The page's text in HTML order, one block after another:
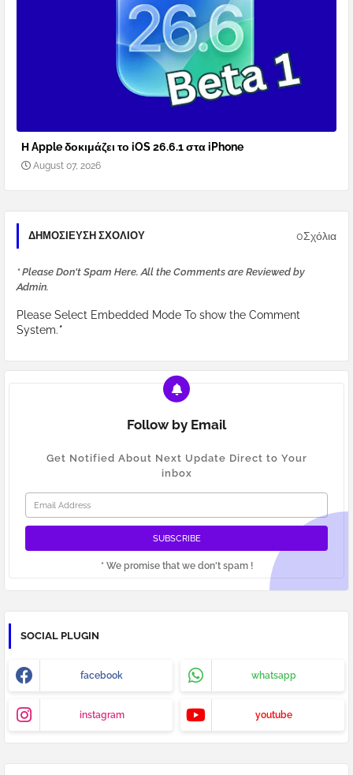
Η Apple δοκιμάζει το iOS 26.6.1 στα iPhone
August 07, 2026
ΔΗΜΟΣΊΕΥΣΗ ΣΧΟΛΊΟΥ 0Σχόλια
* Please Don't Spam Here. All the Comments are Reviewed by
Admin.
Please Select Embedded Mode To show the Comment
System.*
Follow by Email
Get Notified About Next Update Direct to Your
inbox
* We promise that we don't spam !
SOCIAL PLUGIN
facebook whatsapp
instagram youtube